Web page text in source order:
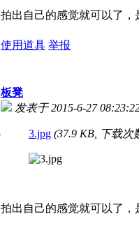
拍出自己的感觉就可以了
使用道具 举报
板凳
发表于 2015-6-27
3.jpg (37.9 KB, 下载次
拍出自己的感觉就可以了